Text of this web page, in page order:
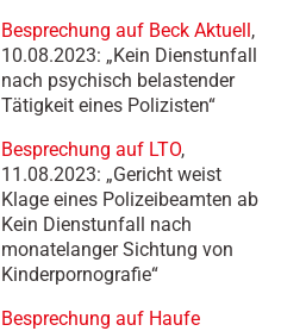
Besprechung auf Beck Aktuell ,
10.08.2023: „Kein Dienstunfall
nach psychisch belastender
Tätigkeit eines Polizisten“
Besprechung auf LTO,
11.08.2023: „Gericht weist
Klage eines Polizeibeamten ab
Kein Dienstunfall nach
monatelanger Sichtung von
Kinderpornografie“
Besprechung auf Haufe